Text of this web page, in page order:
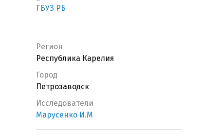
ГБУЗ РБ
Регион
Республика Карелия
Город
Петрозаводск
Исследователи
Марусенко И.М